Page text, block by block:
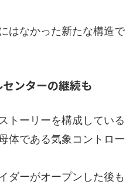
はなかった新たな構造で
ンターの継続も
トーリーを構成している
体である気象コントロー
ダーがオープンした後も